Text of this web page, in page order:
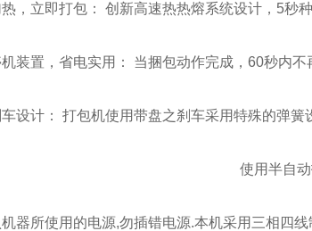
立即打包： 创新高速热热熔系统设计，5秒种
置，省电实用： 当捆包动作完成，60秒内不
计： 打包机使用带盘之刹车采用特殊的弹簧
使用半自
所使用的电源,勿插错电源.本机采用三相四线